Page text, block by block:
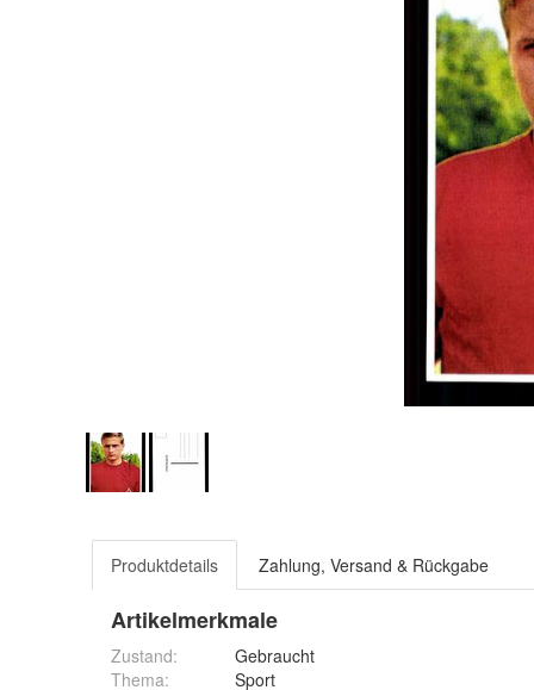
Produktdetails Zahlung, Versand & Rückgabe
Artikelmerkmale
Zustand:
Gebraucht
Thema: Sport